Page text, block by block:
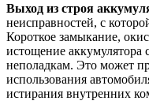
Выход из строя
неисправностей, с
Короткое замыкание,
истощение аккумулятора
неполадкам. Это может
использования
истирания внутренних